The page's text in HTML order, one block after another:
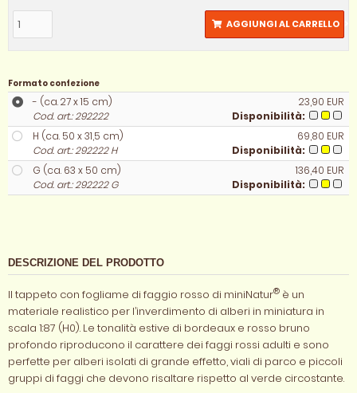
AGGIUNGI AL CARRELLO
Formato confezione
- (ca. 27 x 15 cm)
23,90 EUR
Cod. art.: 292222
Disponibilità:
H (ca. 50 x 31,5 cm)
69,80 EUR
Cod. art.: 292222 H
Disponibilità:
G (ca. 63 x 50 cm)
136,40 EUR
Cod. art.: 292222 G
Disponibilità:
DESCRIZIONE DEL PRODOTTO
Il tappeto con fogliame di faggio rosso di miniNatur® è un
materiale realistico per l’inverdimento di alberi in miniatura in
scala 1:87 (H0). Le tonalità estive di bordeaux e rosso bruno
profondo riproducono il carattere dei faggi rossi adulti e sono
perfette per alberi isolati di grande effetto, viali di parco e piccoli
gruppi di faggi che devono risaltare rispetto al verde circostante.